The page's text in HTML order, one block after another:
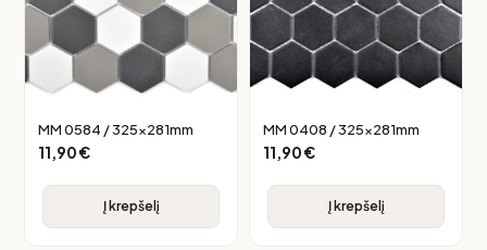
MM 0584 / 325x281mm
11,90€
Į krepšelį
MM 0408 / 325x281mm
11,90€
Į krepšelį